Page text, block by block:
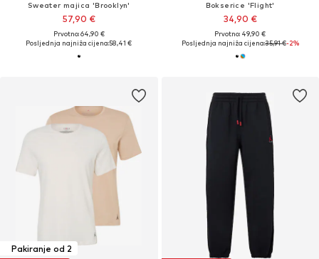
Sweater majica 'Brooklyn'
57,90 €
Prvotno: 64,90 €
Posljednja najniža cijena:58,41 €
Bokserice 'Flight'
34,90 €
Prvotno: 49,90 €
Posljednja najniža cijena:35,91 €-2%
Pakiranje od 2